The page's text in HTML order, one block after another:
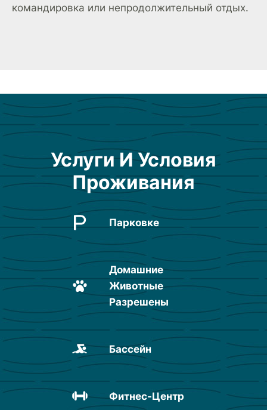
командировка или непродолжительный отдых.
Услуги И Условия
Проживания
Парковке
Домашние
Животные
Разрешены
Бассейн
Фитнес-Центр